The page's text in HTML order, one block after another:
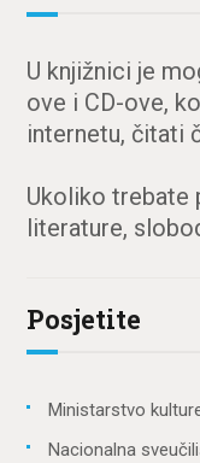
U knjižnici je
ove i CD-ove,
internetu, čitati
Ukoliko trebate
literature,
Posjetite
Ministarstvo
Nacionalna